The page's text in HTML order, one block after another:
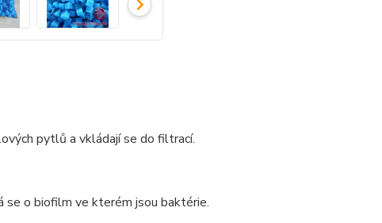
pytlů a vkládají se do filtrací.
se o biofilm ve kterém jsou baktérie.